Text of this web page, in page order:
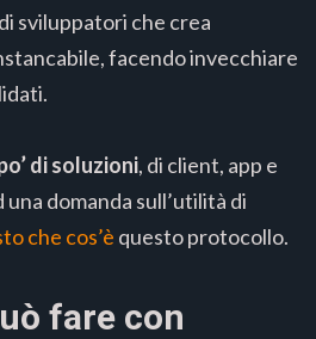
sviluppatori che crea
facendo invecchiare
di soluzioni, di client, app e
domanda sull’utilità di
che cos’è questo protocollo.
fare con